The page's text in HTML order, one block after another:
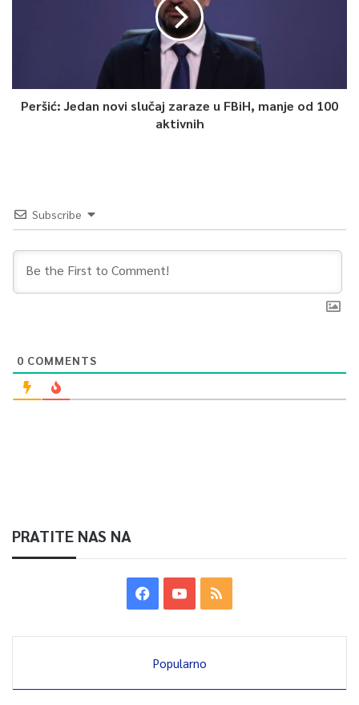
0
Article Rating
Peršić: Jedan novi slučaj zaraze u FBiH, manje od 100
aktivnih
Subscribe
0 COMMENTS
PRATITE NAS NA
Popularno